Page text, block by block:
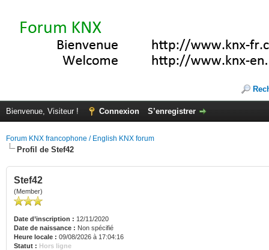
Bienvenue, Visiteur ! Connexion S’enregistrer
Forum KNX francophone / English KNX forum
Profil de Stef42
Stef42
(Member)
Date d’inscription : 12/11/2020
Date de naissance : Non spécifié
Heure locale : 09/08/2026 à 17:04:16
Statut : Hors ligne